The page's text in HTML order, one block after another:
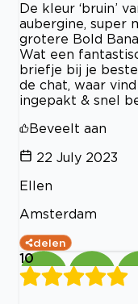
De kleur ‘bruin’
aubergine, super
grotere Bold
Wat een
briefje bij je
de chat, waar
ingepakt & snel
Beveelt aan
22 July 2023
Ellen
Amsterdam
delen
10